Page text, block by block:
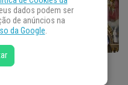
de Constantinopla,
dados podem ser
de anúncios na
da Google.